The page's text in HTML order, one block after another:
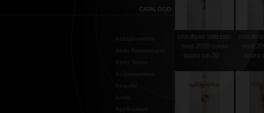
CATALOGO
Abbigliamento
Abito francescano
Abito Talare
Acquasantiere
Ampolle
Anelli
Applicazioni
crocifisso stilizzato
mod.2000 corpo
scuro cm.30 ...
scuro